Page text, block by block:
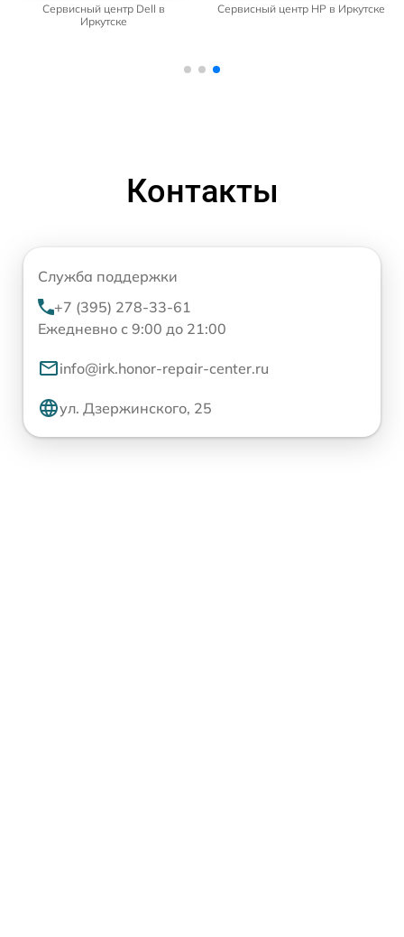
Сервисный центр Dell в
Иркутске
Сервисный центр HP в Иркутске
Контакты
Служба поддержки
+7 (395) 278-33-61
Ежедневно с 9:00 до 21:00
info@irk.honor-repair-center.ru
ул. Дзержинского, 25